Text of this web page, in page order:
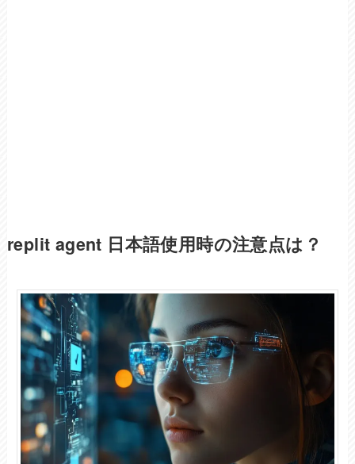
replit agent 日本語使用時の注意点は？